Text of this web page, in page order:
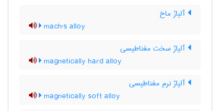
آلیاژ ماخ
mach's alloy
آلیاژ سخت مغناطیسی
magnetically hard alloy
آلیاژ نرم مغناطیسی
magnetically soft alloy